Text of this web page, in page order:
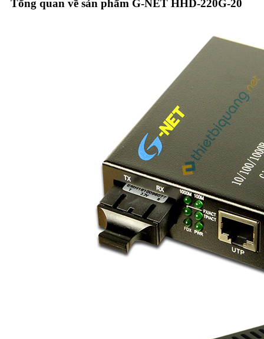
Tổng quan về sản phẩm G-NET HHD-220G-20